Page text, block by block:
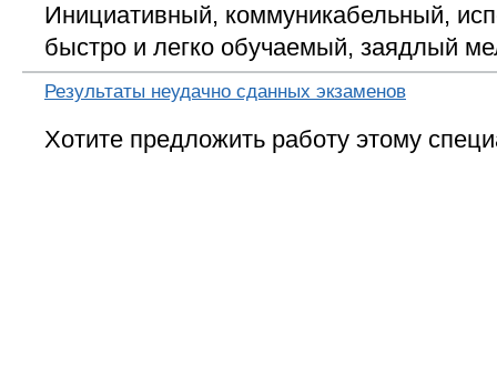
Инициативный, коммуникабельный,
быстро и легко обучаемый, заядлый
Результаты неудачно сданных экзаменов
Хотите предложить работу этому